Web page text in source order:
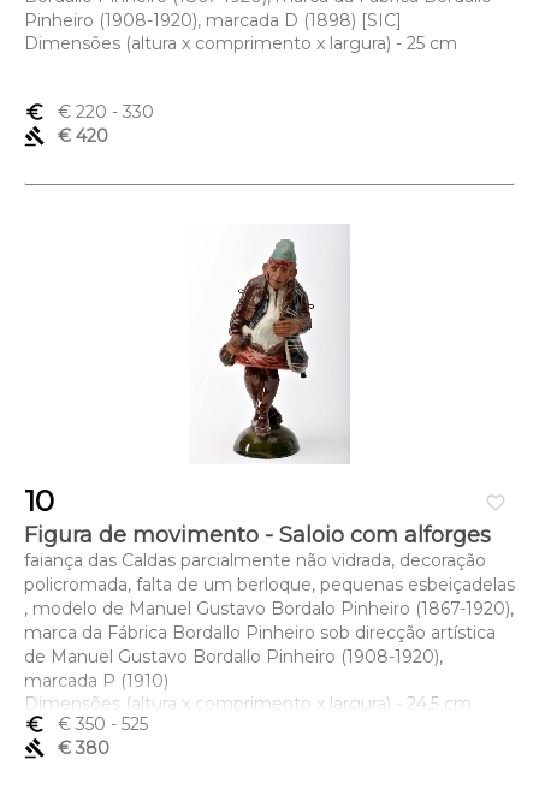
Pinheiro (1908-1920), marcada D (1898) [SIC]
Dimensões (altura x comprimento x largura) - 25 cm
euro_symbol € 220 - 330
gavel
€ 420
favorite_border
10
Figura de movimento - Saloio com alforges
faiança das Caldas parcialmente não vidrada, decoração
policromada, falta de um berloque, pequenas esbeiçadelas
, modelo de Manuel Gustavo Bordalo Pinheiro (1867-1920),
marca da Fábrica Bordallo Pinheiro sob direcção artística
de Manuel Gustavo Bordallo Pinheiro (1908-1920),
marcada P (1910)
Dimensões (altura x comprimento x largura) - 24,5 cm
euro_symbol
€ 350 - 525
gavel
€ 380